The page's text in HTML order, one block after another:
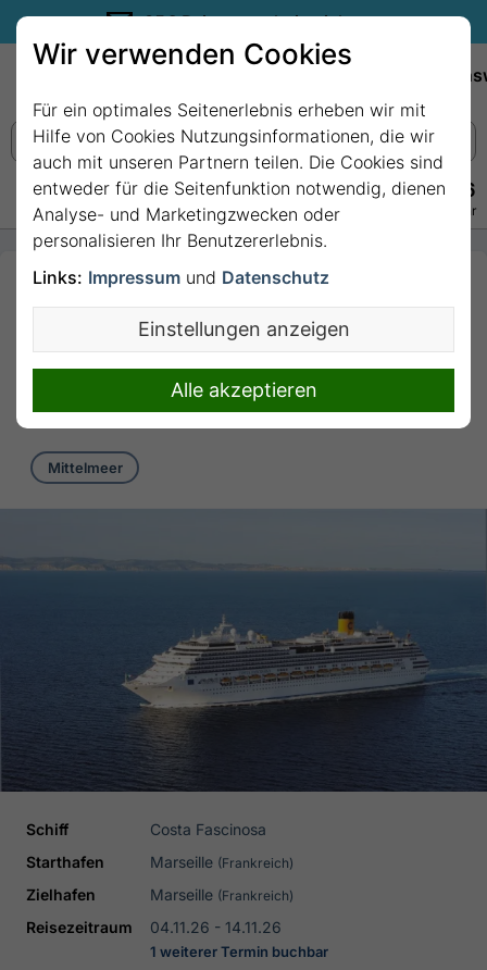
35€ Reisegutschein sichern.
+49 228 3875 7256
Persönlich · Kostenlos · Täglich 08–22 Uhr
10 Nächte Frankreich,
Italien, Spanien, Gibraltar
(Großbritannien), Marokko
mit Costa Fascinosa
10 Nächte von/bis Marseille
Mittelmeer
Schiff
Costa Fascinosa
Starthafen
Marseille (Frankreich)
Zielhafen Marseille (Frankreich)
Reisezeitraum 04.11.26 - 14.11.26
1 weiterer Termin buchbar
Wir verwenden Cookies
Für ein optimales Seitenerlebnis erheben wir mit
Hilfe von Cookies Nutzungsinformationen, die wir
auch mit unseren Partnern teilen. Die Cookies sind
entweder für die Seitenfunktion notwendig, dienen
Analyse- und Marketingzwecken oder
personalisieren Ihr Benutzererlebnis.
Links: Impressum und Datenschutz
Einstellungen anzeigen
Alle akzeptieren